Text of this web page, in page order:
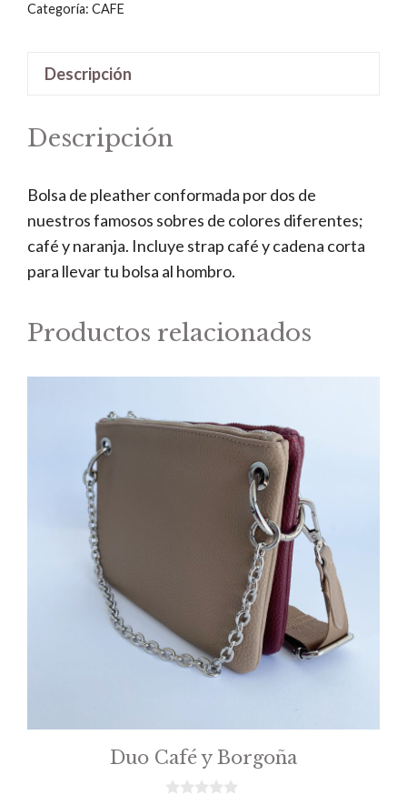
Categoría: CAFE
Descripción
Descripción
Bolsa de pleather conformada por dos de
nuestros famosos sobres de colores diferentes;
café y naranja. Incluye strap café y cadena corta
para llevar tu bolsa al hombro.
Productos relacionados
Duo Café y Borgoña